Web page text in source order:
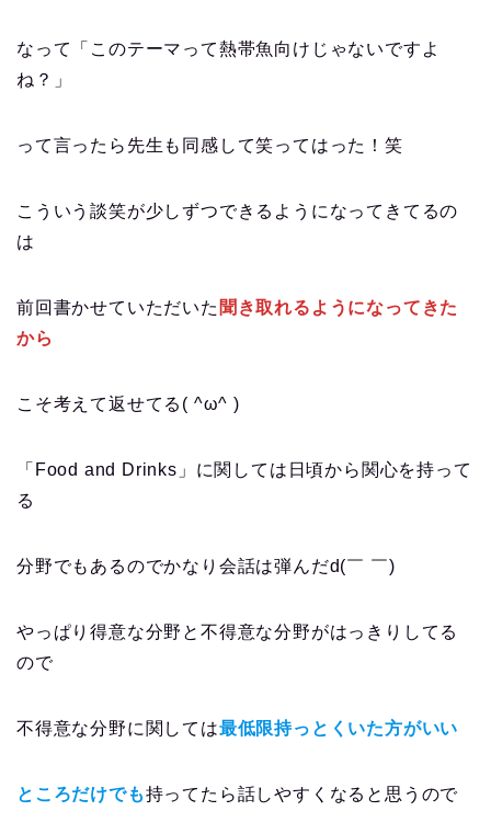
なって「このテーマって熱帯魚向けじゃないですよ
ね？」
って言ったら先生も同感して笑ってはった！笑
こういう談笑が少しずつできるようになってきてるの
は
前回書かせていただいた 聞き取れるようになってきた
から
こそ考えて返せてる( ^ω^ )
「Food and Drinks」に関しては日頃から関心を持って
る
分野でもあるのでかなり会話は弾んだd(￣ ￣)
やっぱり得意な分野と不得意な分野がはっきりしてる
ので
不得意な分野に関しては最低限持っとくいた方がいい
ところだけでも持ってたら話しやすくなると思うので